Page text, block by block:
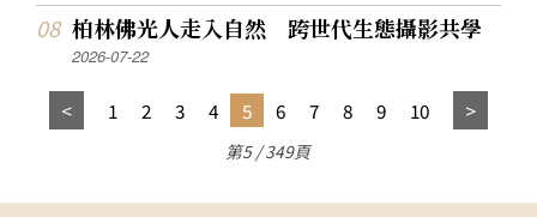
柏林佛光人走入自然 跨世代生態攝影共學
2026-07-22
1 2 3 4 5 6 7 8 9 10
第5 / 349頁